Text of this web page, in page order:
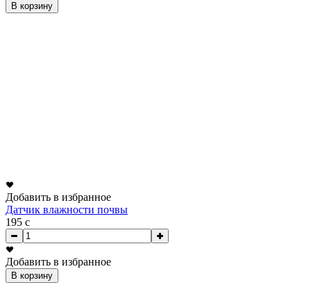
В корзину
Добавить в избранное
Датчик влажности почвы
195 c
Добавить в избранное
В корзину